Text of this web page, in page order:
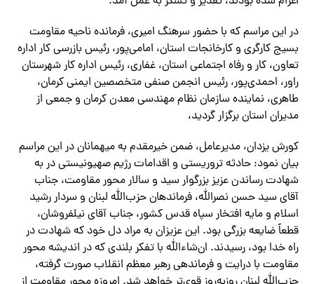
در این مراسم که با حضور سرهنگ امیری، فرمانده ناحیه مقاومت
بسیج کارگری و کارخانجات استان، امامی‌پور، رئیس بازرسی کار اداره
تعاون، کار و رفاه اجتماعی استان، غفاری، رئیس اداره کار شهرستان
راور، احمدی‌پور، رئیس انجمن صنفی متخصصین ایمنی کرمان،
طاهری، نماینده سازمان نظام مهندسی معدن کرمان و جمعی از
مدیران استان برگزار گردید،
کورش یزدان، مدیرعامل، ضمن خیرمقدم به میهمانان در این مراسم
بیان نمود: حادثه تروریستی و اقدامات رژیم صهیونیستی در به
شهادت رساندن عزیز بزرگوار سید و سالار محور مقاومت، جناب
آقای سید حسن نصرالله، فرماندهان حزب‌الله لبنان و سردار رشید
اسلام و مایه افتخار سپاه قدس کشور، جناب آقای نیلفروشان،
قطعاً ضایعه بزرگی بود. این عزیزان به مراد دل خود که شهادت در
راه خدا بود، رسیدند. ان‌شاءالله با تفکر بلندی که در اندیشه محور
مقاومت با درایت و فرماندهی رهبر معظم انقلاب صورت گرفته،